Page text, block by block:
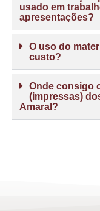
usado em
apresentações?
O uso do
custo?
Onde consigo
(impressas)
Amaral?